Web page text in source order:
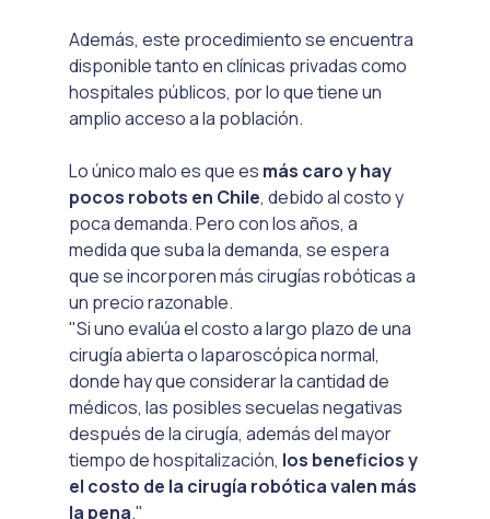
Además, este procedimiento se encuentra
disponible tanto en clínicas privadas como
hospitales públicos, por lo que tiene un
amplio acceso a la población.
Lo único malo es que es más caro y hay
pocos robots en Chile, debido al costo y
poca demanda. Pero con los años, a
medida que suba la demanda, se espera
que se incorporen más cirugías robóticas a
un precio razonable.
"Si uno evalúa el costo a largo plazo de una
cirugía abierta o laparoscópica normal,
donde hay que considerar la cantidad de
médicos, las posibles secuelas negativas
después de la cirugía, además del mayor
tiempo de hospitalización, los beneficios y
el costo de la cirugía robótica valen más
la pena."